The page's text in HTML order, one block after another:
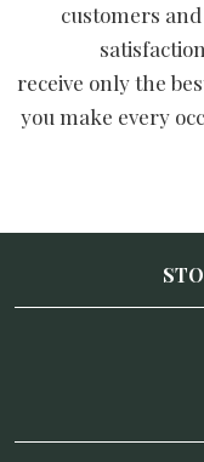
customers
receive only the
you make every